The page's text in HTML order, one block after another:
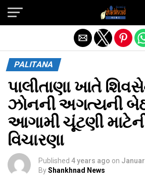
PALITANA
પાલીતાણા ખાતે
ઝોનની અગત્યની
આગામી ચૂંટણી
વિચારણા
Published 4 years ago on
ByShankhnad News
Exit mobile version